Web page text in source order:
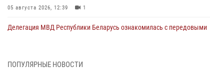
05 августа 2026, 12:39 1
Делегация МВД Республики Беларусь ознакомилась с передовыми
ПОПУЛЯРНЫЕ НОВОСТИ